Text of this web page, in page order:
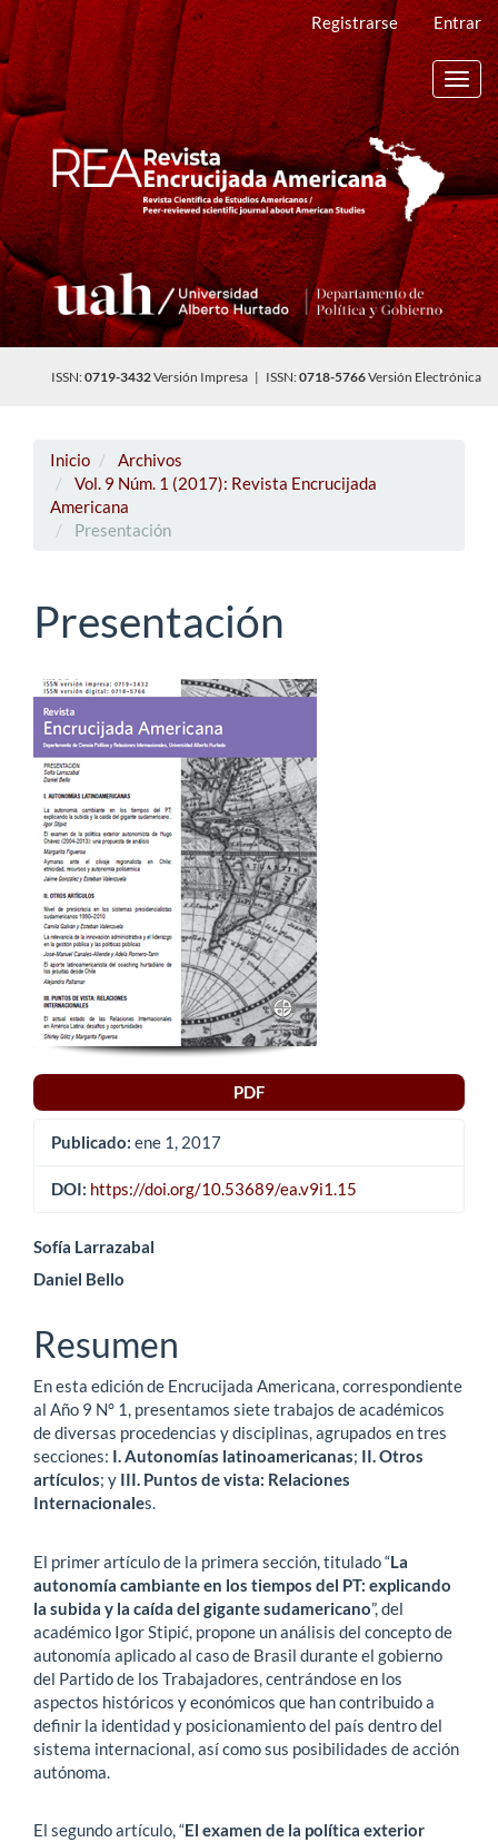
Navegación
principal
Contenido
principal
Barra
lateral
Registrarse Entrar
ISSN:0719-3432Versión Impresa | ISSN:0718-5766Versión Electrónica
Inicio
Archivos
Vol. 9 Núm. 1 (2017): Revista Encrucijada
Americana
Presentación
Presentación
Barra
lateral
del
artículo
PDF
Publicado: ene 1, 2017
DOI: https://doi.org/10.53689/ea.v9i1.15
Contenido
principal
del
artículo
Sofía Larrazabal
Daniel Bello
Resumen
En esta edición de Encrucijada Americana, correspondiente
al Año 9 N° 1, presentamos siete trabajos de académicos
de diversas procedencias y disciplinas, agrupados en tres
secciones: I. Autonomías latinoamericanas; II. Otros
artículos; y III. Puntos de vista: Relaciones
Internacionales.
El primer artículo de la primera sección, titulado “La
autonomía cambiante en los tiempos del PT: explicando
la subida y la caída del gigante sudamericano”, del
académico Igor Stipić, propone un análisis del concepto de
autonomía aplicado al caso de Brasil durante el gobierno
del Partido de los Trabajadores, centrándose en los
aspectos históricos y económicos que han contribuido a
definir la identidad y posicionamiento del país dentro del
sistema internacional, así como sus posibilidades de acción
autónoma.
El segundo artículo, “El examen de la política exterior